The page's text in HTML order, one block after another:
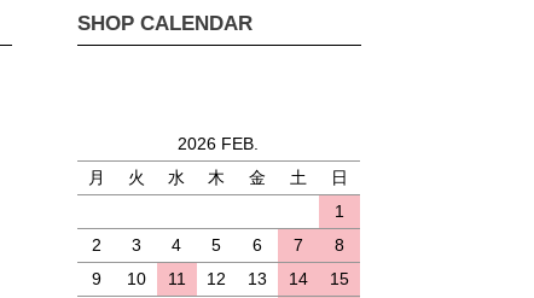
SHOP CALENDAR
2026 FEB.
月
火 水 木 金 土
日
1
2
3 4 5 6 7
8
9
10 11 12 13 14
15